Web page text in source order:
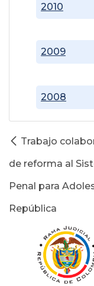
2008
2009
2010
Trabajo
de reforma al
Penal para
República